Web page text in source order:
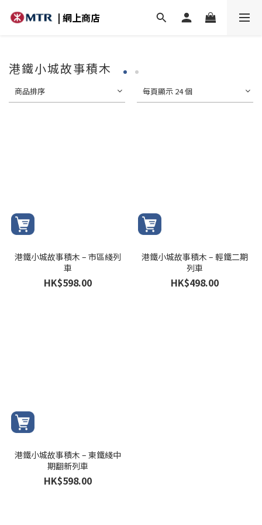
| 網上商店
港鐵小城故事積木
商品排序 每頁顯示 24 個
港鐵小城故事積木 – 市區綫列
車
HK$598.00
港鐵小城故事積木 – 輕鐵二期
列車
HK$498.00
港鐵小城故事積木 – 東鐵綫中
期翻新列車
HK$598.00